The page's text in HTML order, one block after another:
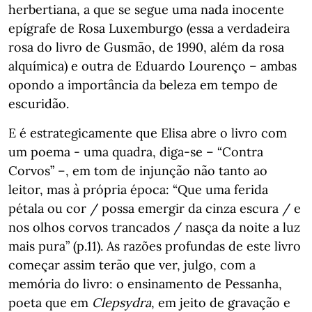
herbertiana, a que se segue uma nada inocente
epígrafe de Rosa Luxemburgo (essa a verdadeira
rosa do livro de Gusmão, de 1990, além da rosa
alquímica) e outra de Eduardo Lourenço – ambas
opondo a importância da beleza em tempo de
escuridão.
E é estrategicamente que Elisa abre o livro com
um poema - uma quadra, diga-se – “Contra
Corvos” –, em tom de injunção não tanto ao
leitor, mas à própria época: “Que uma ferida
pétala ou cor / possa emergir da cinza escura / e
nos olhos corvos trancados / nasça da noite a luz
mais pura” (p.11). As razões profundas de este livro
começar assim terão que ver, julgo, com a
memória do livro: o ensinamento de Pessanha,
poeta que em Clepsydra, em jeito de gravação e